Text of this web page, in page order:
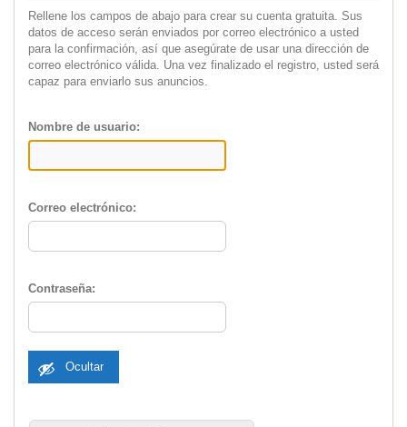
Rellene los campos de abajo para crear su cuenta gratuita. Sus
datos de acceso serán enviados por correo electrónico a usted
para la confirmación, así que asegúrate de usar una dirección de
correo electrónico válida. Una vez finalizado el registro, usted será
capaz para enviarlo sus anuncios.
Nombre de usuario:
Correo electrónico:
Contraseña:
Ocultar